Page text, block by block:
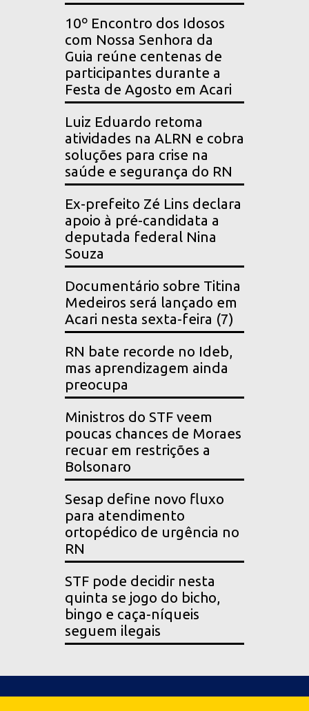
10º Encontro dos Idosos
com Nossa Senhora da
Guia reúne centenas de
participantes durante a
Festa de Agosto em Acari
Luiz Eduardo retoma
atividades na ALRN e cobra
soluções para crise na
saúde e segurança do RN
Ex-prefeito Zé Lins declara
apoio à pré-candidata a
deputada federal Nina
Souza
Documentário sobre Titina
Medeiros será lançado em
Acari nesta sexta-feira (7)
RN bate recorde no Ideb,
mas aprendizagem ainda
preocupa
Ministros do STF veem
poucas chances de Moraes
recuar em restrições a
Bolsonaro
Sesap define novo fluxo
para atendimento
ortopédico de urgência no
RN
STF pode decidir nesta
quinta se jogo do bicho,
bingo e caça-níqueis
seguem ilegais